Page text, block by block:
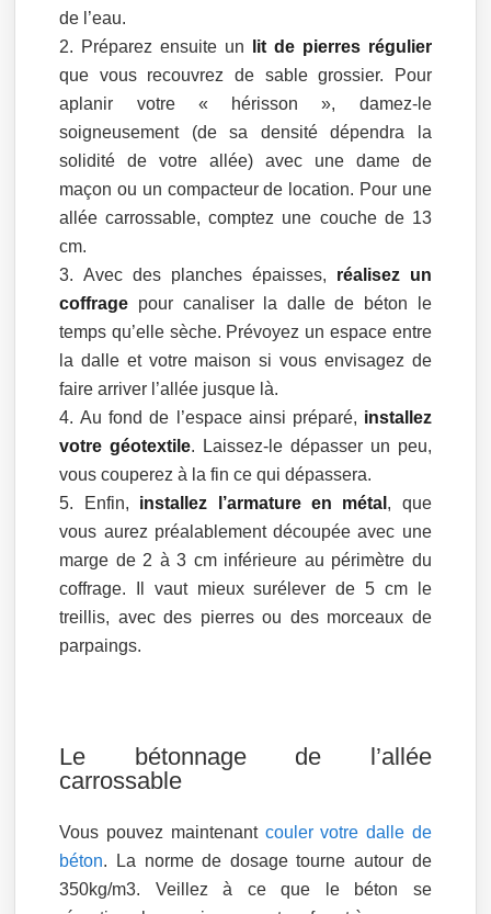
de l’eau.
Préparez ensuite un
lit de pierres régulier
que vous recouvrez de sable grossier. Pour
aplanir votre « hérisson », damez-le
soigneusement (de sa densité dépendra la
solidité de votre allée) avec une dame de
maçon ou un compacteur de location. Pour une
allée carrossable, comptez une couche de 13
cm.
Avec des planches épaisses, réalisez un
coffrage pour canaliser la dalle de béton le
temps qu’elle sèche. Prévoyez un espace entre
la dalle et votre maison si vous envisagez de
faire arriver l’allée jusque là.
Au fond de l’espace ainsi préparé, installez
votre géotextile. Laissez-le dépasser un peu,
vous couperez à la fin ce qui dépassera.
Enfin, installez l’armature en métal , que
vous aurez préalablement découpée avec une
marge de 2 à 3 cm inférieure au périmètre du
coffrage. Il vaut mieux surélever de 5 cm le
treillis, avec des pierres ou des morceaux de
parpaings.
Le bétonnage de l’allée
carrossable
Vous pouvez maintenant couler votre dalle de
béton. La norme de dosage tourne autour de
350kg/m3. Veillez à ce que le béton se